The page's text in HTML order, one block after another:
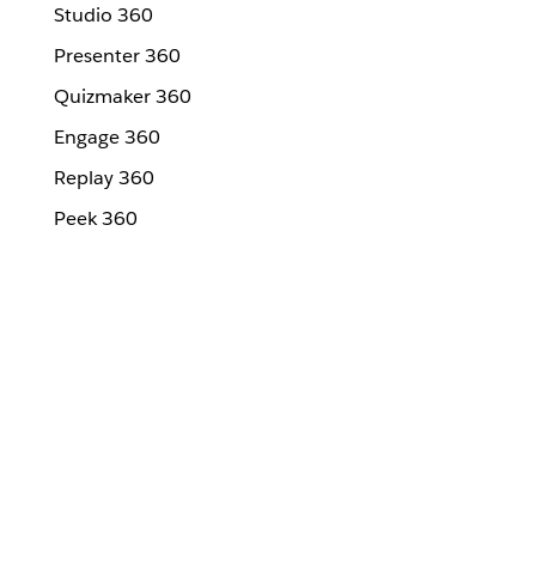
Studio 360
Presenter 360
Quizmaker 360
Engage 360
Replay 360
Peek 360